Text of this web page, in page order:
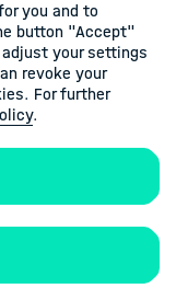
Löschung oder
dem
dieser
die Sie
offengelegt
der Daten
mitzuteilen, es sei
you and to
button "Accept"
your settings
revoke your
For further
.